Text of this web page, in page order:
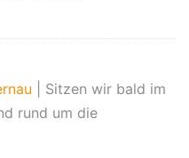
Sitzen wir bald im
rund um die